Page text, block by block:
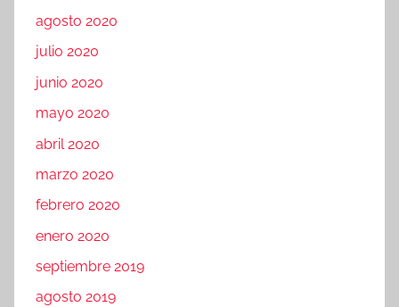
agosto 2020
julio 2020
junio 2020
mayo 2020
abril 2020
marzo 2020
febrero 2020
enero 2020
septiembre 2019
agosto 2019